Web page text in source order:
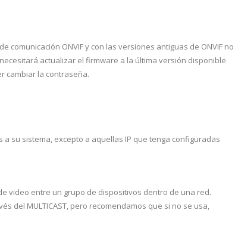
ONVIF y con las versiones antiguas de ONVIF no
actualizar el firmware a la última versión disponible
cambiar la contraseña.
su sistema, excepto a aquellas IP que tenga configuradas
video entre un grupo de dispositivos dentro de una red.
del MULTICAST, pero recomendamos que si no se usa,